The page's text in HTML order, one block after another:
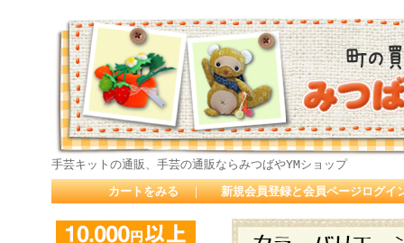
手芸キットの通販、手芸の通販ならみつばやYMショップ
カートをみる ｜ 新規会員登録と会員ページログイ